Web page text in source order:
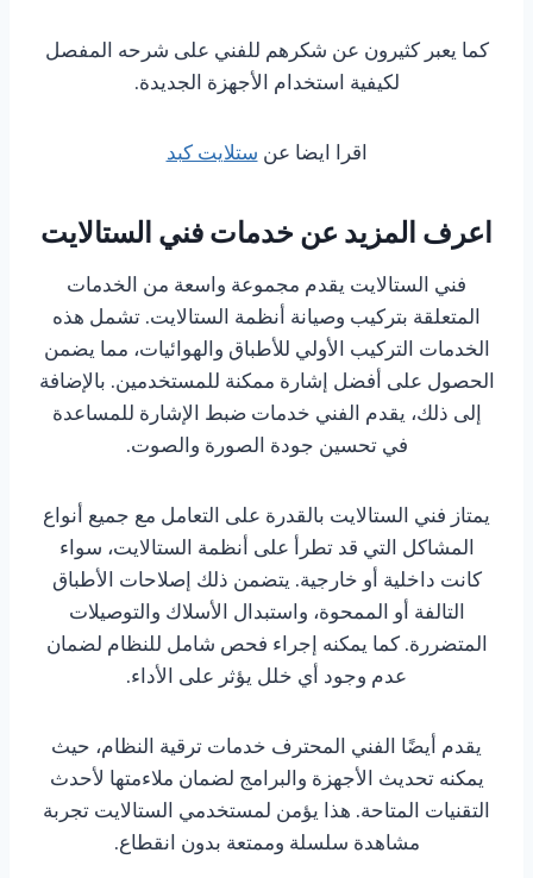
كما يعبر كثيرون عن شكرهم للفني على شرحه المفصل
لكيفية استخدام الأجهزة الجديدة.
اقرا ايضا عنستلايت كبد
اعرف المزيد عن خدمات فني الستالايت
فني الستالايت يقدم مجموعة واسعة من الخدمات
المتعلقة بتركيب وصيانة أنظمة الستالايت. تشمل هذه
الخدمات التركيب الأولي للأطباق والهوائيات، مما يضمن
الحصول على أفضل إشارة ممكنة للمستخدمين. بالإضافة
إلى ذلك، يقدم الفني خدمات ضبط الإشارة للمساعدة
في تحسين جودة الصورة والصوت.
يمتاز فني الستالايت بالقدرة على التعامل مع جميع أنواع
المشاكل التي قد تطرأ على أنظمة الستالايت، سواء
كانت داخلية أو خارجية. يتضمن ذلك إصلاحات الأطباق
التالفة أو الممحوة، واستبدال الأسلاك والتوصيلات
المتضررة. كما يمكنه إجراء فحص شامل للنظام لضمان
عدم وجود أي خلل يؤثر على الأداء.
يقدم أيضًا الفني المحترف خدمات ترقية النظام، حيث
يمكنه تحديث الأجهزة والبرامج لضمان ملاءمتها لأحدث
التقنيات المتاحة. هذا يؤمن لمستخدمي الستالايت تجربة
مشاهدة سلسلة وممتعة بدون انقطاع.